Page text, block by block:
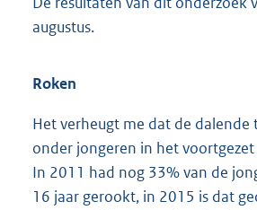
augustus.
Roken
Het verheugt me dat de dalende
onder jongeren in het
In 2011 had nog 33% van de
16 jaar gerookt, in 2015 is dat